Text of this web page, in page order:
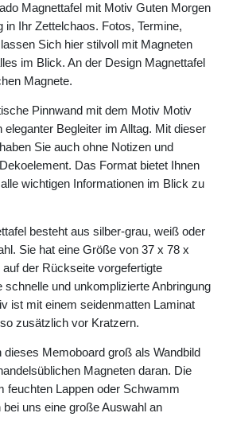
Magnettafel mit Motiv Guten Morgen
in Ihr Zettelchaos. Fotos, Termine,
Sich hier stilvoll mit Magneten
im Blick. An der Design Magnettafel
Magnete.
Pinnwand mit dem Motiv Motiv
Begleiter im Alltag. Mit dieser
Sie auch ohne Notizen und
Das Format bietet Ihnen
wichtigen Informationen im Blick zu
besteht aus silber-grau, weiß oder
Sie hat eine Größe von 37 x 78 x
der Rückseite vorgefertigte
schnelle und unkomplizierte Anbringung
ist mit einem seidenmatten Laminat
zusätzlich vor Kratzern.
dieses Memoboard groß als Wandbild
Magneten daran. Die
feuchten Lappen oder Schwamm
uns eine große Auswahl an